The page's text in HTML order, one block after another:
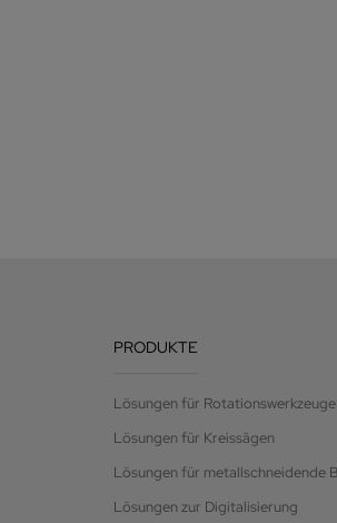
PRODUKTE
Lösungen für Rotationswerkzeuge
Lösungen für Kreissägen
Lösungen für metallschneidende
Lösungen zur Digitalisierung